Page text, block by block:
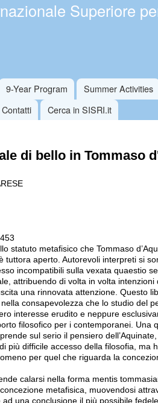
Salta al
contenuto
Superiore
9-Year Program Summer Activities
Contatti Cerca in SISRI.it
di bello in Tommaso
statuto metafisico che Tommaso
tuttora aperto. Autorevoli interpreti si
incompatibili sulla vexata quaestio
attribuendo di volta in volta intenzioni
una rinnovata attenzione. Questo
consapevolezza che lo studio del
interesse erudito e neppure
filosofico per i contemporanei. Una
sul serio il pensiero
più difficile accesso della filosofia, ma
per quel che riguarda la
calarsi nella forma mentis
metafisica, muovendosi
ad una conclusione il più possibile